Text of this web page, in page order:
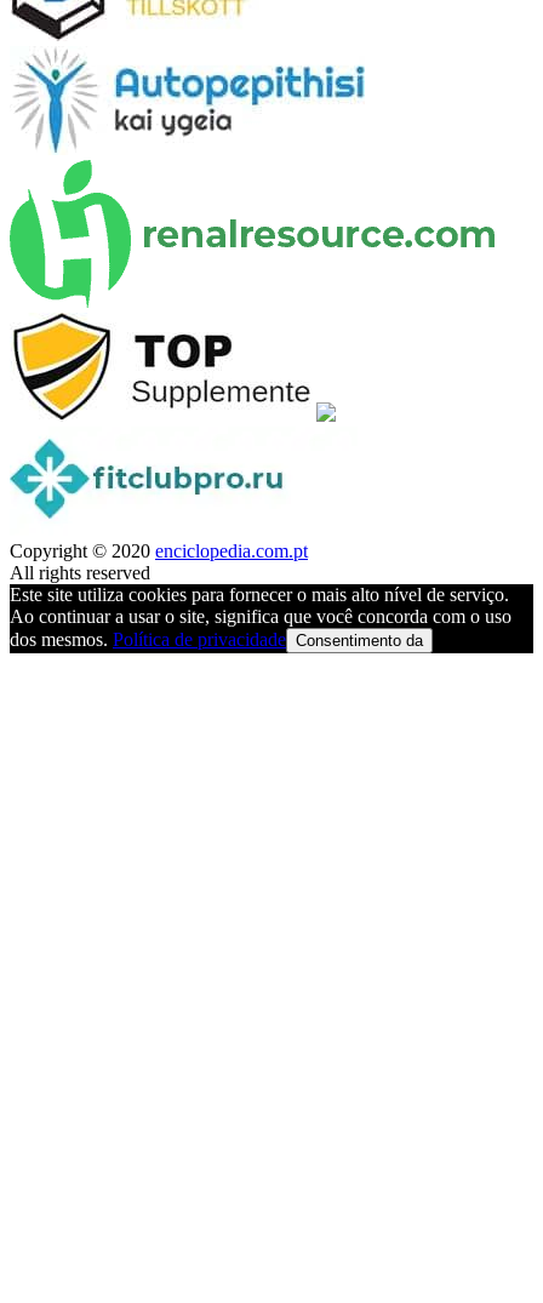
Copyright © 2020 enciclopedia.com.pt
All rights reserved
Este site utiliza cookies para fornecer o mais alto nível de serviço.
Ao continuar a usar o site, significa que você concorda com o uso
dos mesmos. Política de privacidade Consentimento da